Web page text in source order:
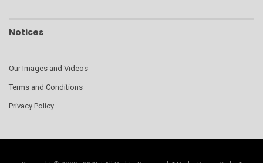
Notices
Our Images and Videos
Terms and Conditions
Privacy Policy